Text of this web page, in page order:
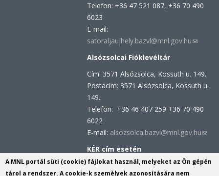
Telefon: +36 47 521 087, +36 70 490
6023
E-mail:
satoraljaujhely.bazvl@mnl.gov.hu(link
mail)
Alsózsolcai Fióklevéltár
Cím: 3571 Alsózsolca, Kossuth u. 149.
Postacím: 3571 Alsózsolca, Kossuth u.
149.
Telefon: +36 46 407 259 +36 70 490
6022
E-mail: alsozsolca.bazvl@mnl.gov.hu(link
e-
KÉR cím esetén
KRID azonosító: 113809158
KÉR azonosító: MNL BAZML
A MNL portál süti (cookie) fájlokat használ, melyeket az Ön gépén
tárol a rendszer. A cookie-k személyek azonosítására nem